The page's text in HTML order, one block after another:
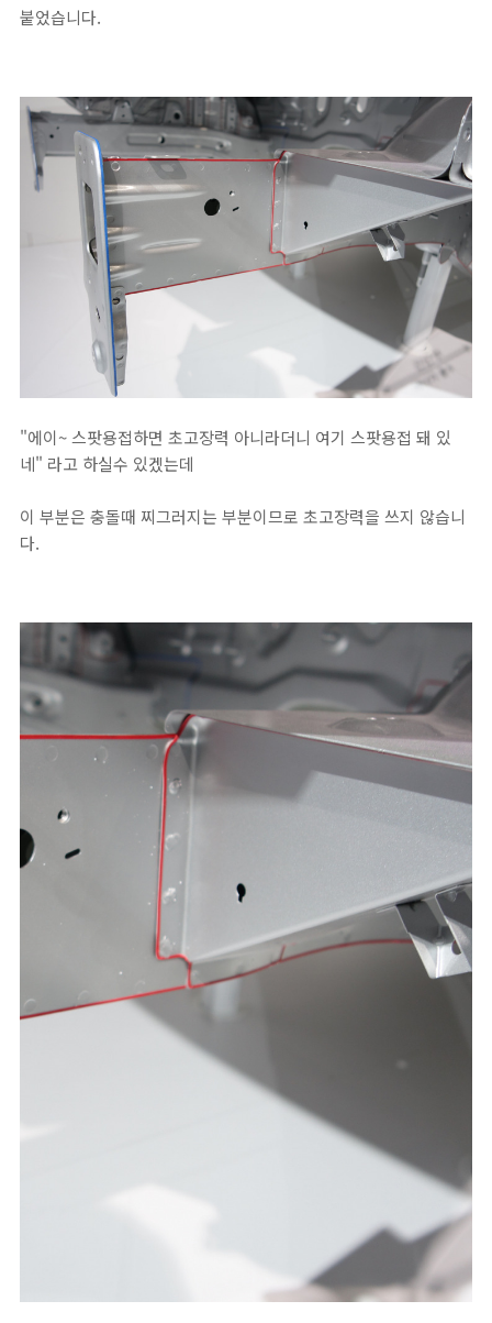
붙었습니다.
"에이~ 스팟용접하면 초고장력 아니라더니 여기 스팟용접 돼 있
네" 라고 하실수 있겠는데
이 부분은 충돌때 찌그러지는 부분이므로 초고장력을 쓰지 않습니
다.